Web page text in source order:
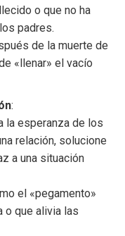
o que no ha
padres.
de la muerte de
«llenar» el vacío
:
la esperanza de los
relación, solucione
a una situación
el «pegamento»
o que alivia las